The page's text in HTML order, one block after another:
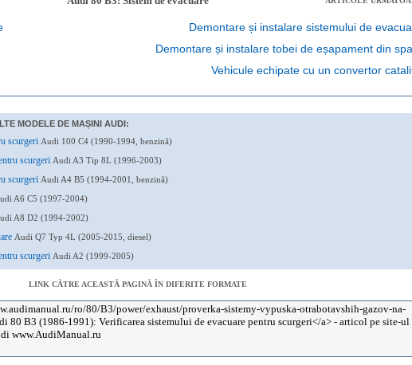
Demontare și instalare sistemului de
Demontare și instalare tobei de eșapament din
Vehicule echipate cu un convertor
MODELE DE MAȘINI AUDI:
scurgeri Audi 100 C4 (1990-1994, benzină)
scurgeri Audi A3 Tip 8L (1996-2003)
scurgeri Audi A4 B5 (1994-2001, benzină)
A6 C5 (1997-2004)
A8 D2 (1994-2002)
Audi Q7 Typ 4L (2005-2015, diesel)
scurgeri Audi A2 (1999-2005)
LINK CĂTRE ACEASTĂ PAGINĂ ÎN DIFERITE FORMATE